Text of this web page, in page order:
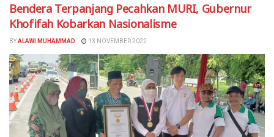
Bendera Terpanjang Pecahkan MURI, Gubernur
Khofifah Kobarkan Nasionalisme
BYALAWI MUHAMMAD 13 NOVEMBER 2022